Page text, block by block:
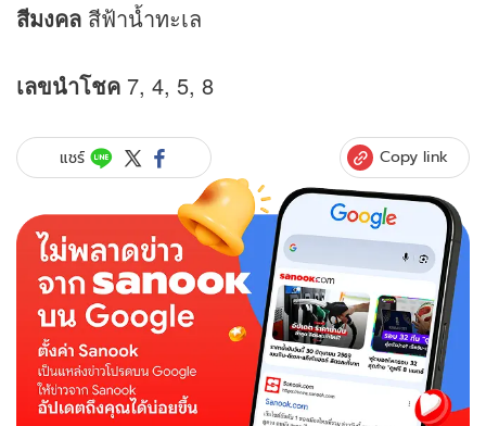
สีมงคล สีฟ้าน้ำทะเล
เลขนำโชค 7, 4, 5, 8
แชร์ Copy link